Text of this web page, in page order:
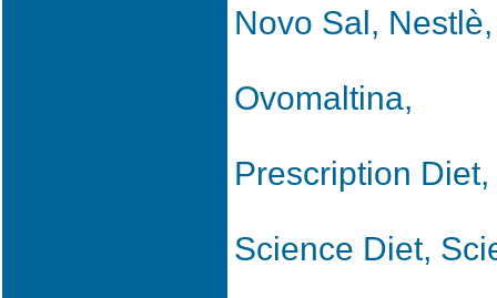
Novo Sal, Nestlè,
Ovomaltina,
Prescription Diet,
Science Diet,